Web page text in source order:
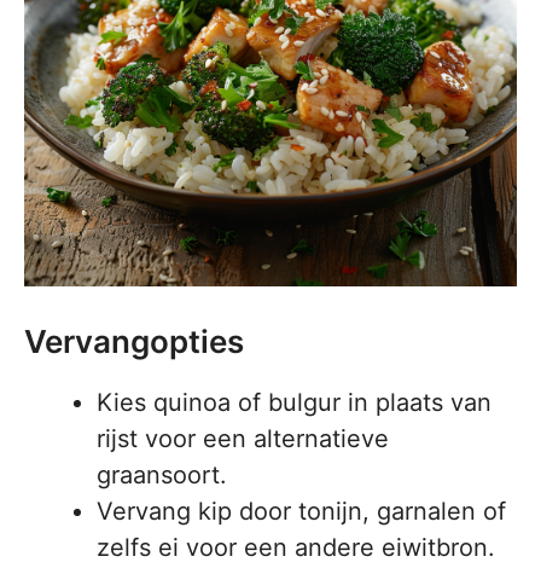
Vervangopties
Kies quinoa of bulgur in plaats van
rijst voor een alternatieve
graansoort.
Vervang kip door tonijn, garnalen of
zelfs ei voor een andere eiwitbron.